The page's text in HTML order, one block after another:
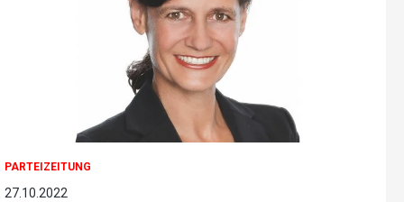
PARTEIZEITUNG
27.10.2022